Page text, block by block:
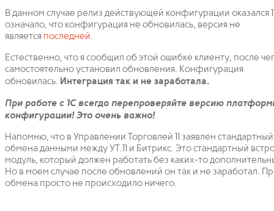
В данном случае релиз действующей конфигурации оказался
означало, что конфигурация не обновилась, версия не
является последней.
Естественно, что я сообщил об этой ошибке клиенту, после
самостоятельно установил обновления. Конфигурация
обновилась. Интеграция так и не заработала.
При работе с 1С всегда перепроверяйте версию
конфигурации! Это очень важно!
Напомню, что в Управлении Торговлей 11 заявлен
обмена данными между УТ.11 и Битрикс. Это стандартный
модуль, который должен работать без каких-то
Но в моем случае после обновлений он так и не заработал.
обмена просто не происходило ничего.